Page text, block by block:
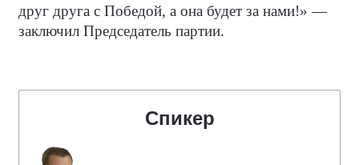
друг друга с Победой, а она будет за нами!» —
заключил Председатель партии.
Спикер